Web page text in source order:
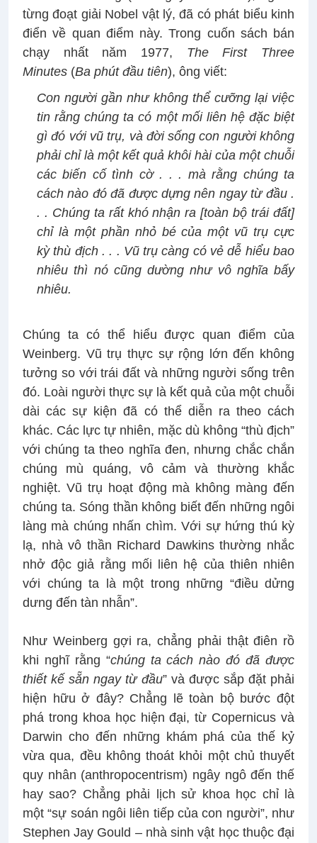
từng đoạt giải Nobel vật lý, đã có phát biểu kinh
điển về quan điểm này. Trong cuốn sách bán
chạy nhất năm 1977, The First Three
Minutes (Ba phút đầu tiên), ông viết:
Con người gần như không thể cưỡng lại việc
tin rằng chúng ta có một mối liên hệ đặc biệt
gì đó với vũ trụ, và đời sống con người không
phải chỉ là một kết quả khôi hài của một chuỗi
các biến cố tình cờ . . . mà rằng chúng ta
cách nào đó đã được dựng nên ngay từ đầu .
. . Chúng ta rất khó nhận ra [toàn bộ trái đất]
chỉ là một phần nhỏ bé của một vũ trụ cực
kỳ thù địch . . . Vũ trụ càng có vẻ dễ hiểu bao
nhiêu thì nó cũng dường như vô nghĩa bấy
nhiêu.
Chúng ta có thể hiểu được quan điểm của
Weinberg. Vũ trụ thực sự rộng lớn đến không
tưởng so với trái đất và những người sống trên
đó. Loài người thực sự là kết quả của một chuỗi
dài các sự kiện đã có thể diễn ra theo cách
khác. Các lực tự nhiên, mặc dù không “thù địch”
với chúng ta theo nghĩa đen, nhưng chắc chắn
chúng mù quáng, vô cảm và thường khắc
nghiệt. Vũ trụ hoạt động mà không màng đến
chúng ta. Sóng thần không biết đến những ngôi
làng mà chúng nhấn chìm. Với sự hứng thú kỳ
lạ, nhà vô thần Richard Dawkins thường nhắc
nhở độc giả rằng mối liên hệ của thiên nhiên
với chúng ta là một trong những “điều dửng
dưng đến tàn nhẫn”.
Như Weinberg gợi ra, chẳng phải thật điên rồ
khi nghĩ rằng “chúng ta cách nào đó đã được
thiết kế sẵn ngay từ đầu” và được sắp đặt phải
hiện hữu ở đây? Chẳng lẽ toàn bộ bước đột
phá trong khoa học hiện đại, từ Copernicus và
Darwin cho đến những khám phá của thế kỷ
vừa qua, đều không thoát khỏi một chủ thuyết
quy nhân (anthropocentrism) ngây ngô đến thế
hay sao? Chẳng phải lịch sử khoa học chỉ là
một “sự soán ngôi liên tiếp của con người”, như
Stephen Jay Gould – nhà sinh vật học thuộc đại